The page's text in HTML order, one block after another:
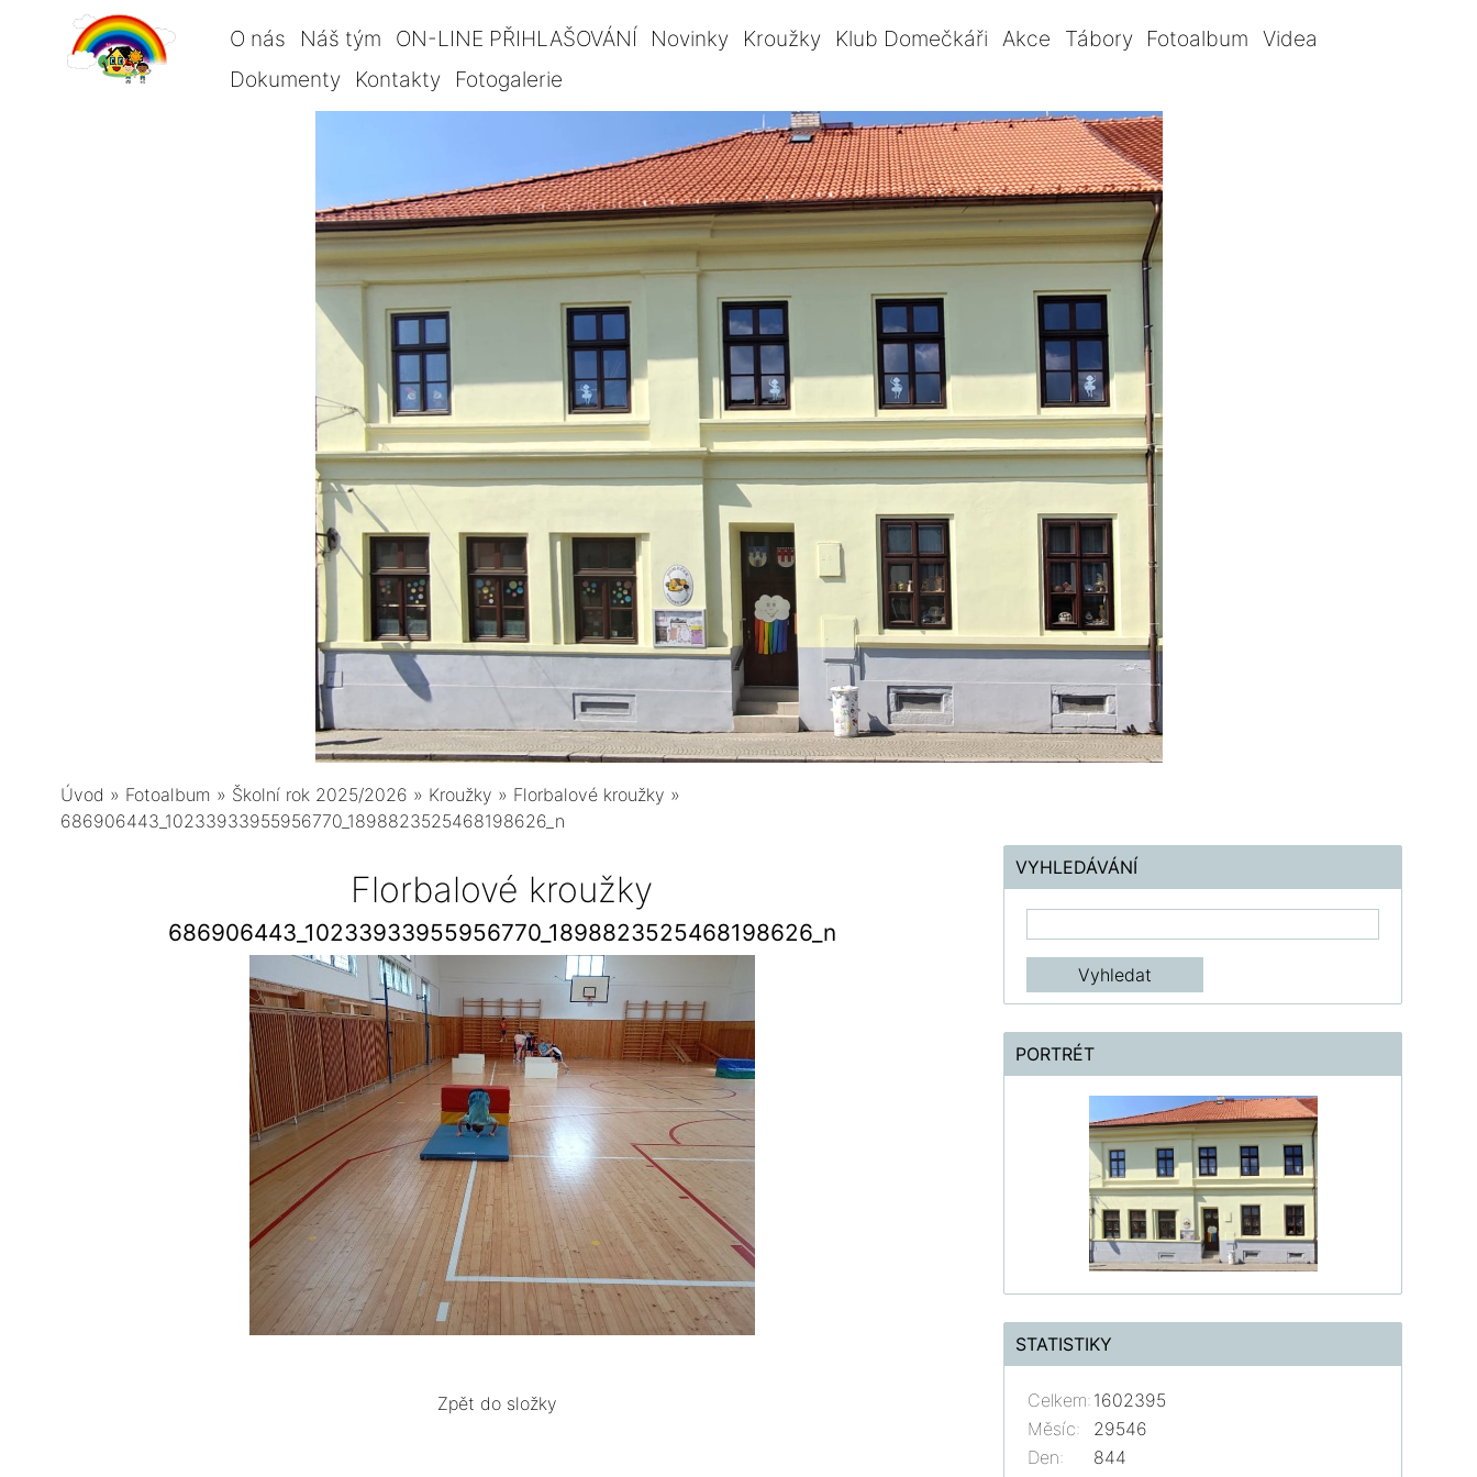
O nás Náš tým ON-LINE PŘIHLAŠOVÁNÍ Novinky Kroužky Klub Domečkáři Akce Tábory Fotoalbum Videa
Dokumenty
Kontakty Fotogalerie
Úvod » Fotoalbum » Školní rok 2025/2026 » Kroužky » Florbalové kroužky »
686906443_10233933955956770_1898823525468198626_n
Florbalové kroužky
686906443_10233933955956770_1898823525468198626_n
Zpět do složky
VYHLEDÁVÁNÍ
PORTRÉT
STATISTIKY
Celkem: 1602395
Měsíc:
29546
Den:
844